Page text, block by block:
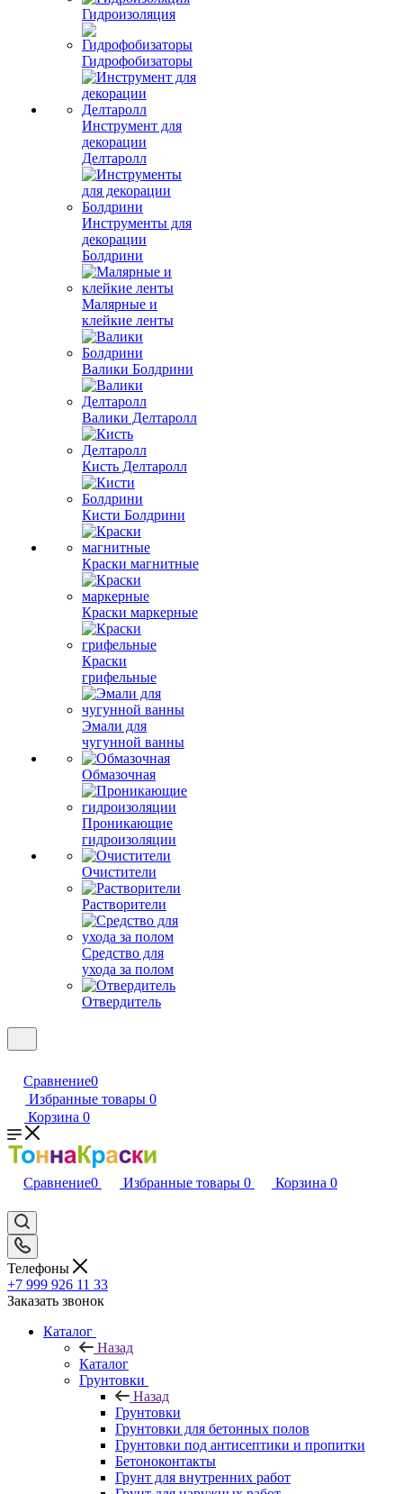
Гидроизоляция
Гидрофобизаторы
Инструмент для
декорации
Делтаролл
Инструменты для
декорации
Болдрини
Малярные и
клейкие ленты
Валики Болдрини
Валики Делтаролл
Кисть Делтаролл
Кисти Болдрини
Краски магнитные
Краски маркерные
Краски
грифельные
Эмали для
чугунной ванны
Обмазочная
Проникающие
гидроизоляции
Очистители
Растворители
Средство для
ухода за полом
Отвердитель
Сравнение0
Избранные товары 0
Корзина 0
Сравнение0 Избранные товары 0 Корзина 0
Телефоны
+7 999 926 11 33
Заказать звонок
Каталог
Назад
Каталог
Грунтовки
Назад
Грунтовки
Грунтовки для бетонных полов
Грунтовки под антисептики и пропитки
Бетоноконтакты
Грунт для внутренних работ